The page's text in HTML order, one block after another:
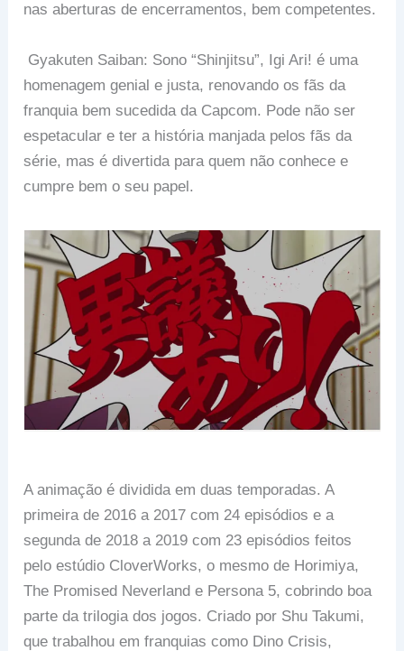
nas aberturas de encerramentos, bem competentes.
Gyakuten Saiban: Sono “Shinjitsu”, Igi Ari! é uma
homenagem genial e justa, renovando os fãs da
franquia bem sucedida da Capcom. Pode não ser
espetacular e ter a história manjada pelos fãs da
série, mas é divertida para quem não conhece e
cumpre bem o seu papel.
A animação é dividida em duas temporadas. A
primeira de 2016 a 2017 com 24 episódios e a
segunda de 2018 a 2019 com 23 episódios feitos
pelo estúdio CloverWorks, o mesmo de Horimiya,
The Promised Neverland e Persona 5, cobrindo boa
parte da trilogia dos jogos. Criado por Shu Takumi,
que trabalhou em franquias como Dino Crisis,